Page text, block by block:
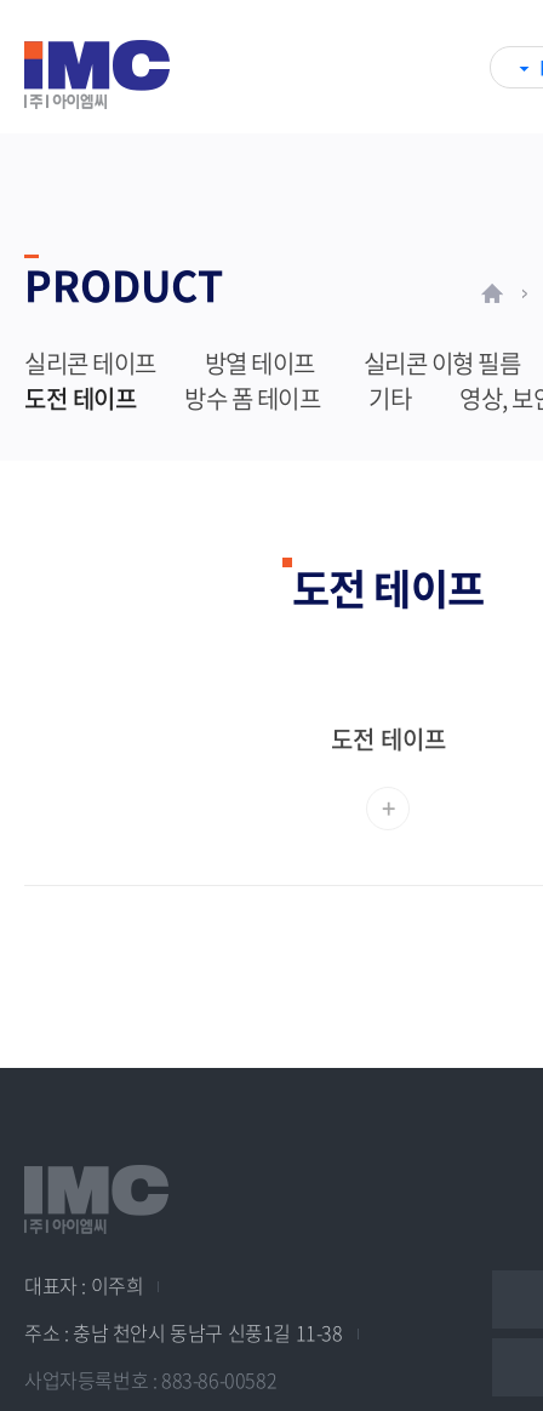
PRODUCT
실리콘 테이프 방열 테이프
실리콘 이형 필름
도전 테이프
방수 폼 테이프 기타 영상, 보
도전 테이프
도전 테이프
+
대표자 : 이주희
주소 : 충남 천안시 동남구 신풍1길 11-38
사업자등록번호 : 883-86-00582